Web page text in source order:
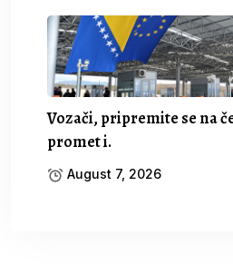
Vozači, pripremite se na
promet i.
August 7, 2026